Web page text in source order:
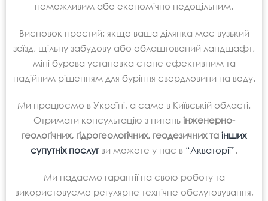
неможливим або економічно недоцільним.
Висновок простий: якщо ваша ділянка має вузький
заїзд, щільну забудову або облаштований ландшафт,
міні бурова установка стане ефективним та
надійним рішенням для буріння свердловини на воду.
Ми працюємо в Україні, а саме в Київській області.
Отримати консультацію з питаньінженерно-
геологічних, гідрогеологічних, геодезичних та інших
супутніх послугви можете у нас в “Акваторії”.
Ми надаємо гарантії на свою роботу та
використовуємо регулярне технічне обслуговування,